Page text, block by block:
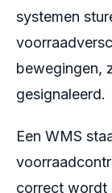
systemen
bewegingen,
gesignaleerd.
Een WMS
correct wordt